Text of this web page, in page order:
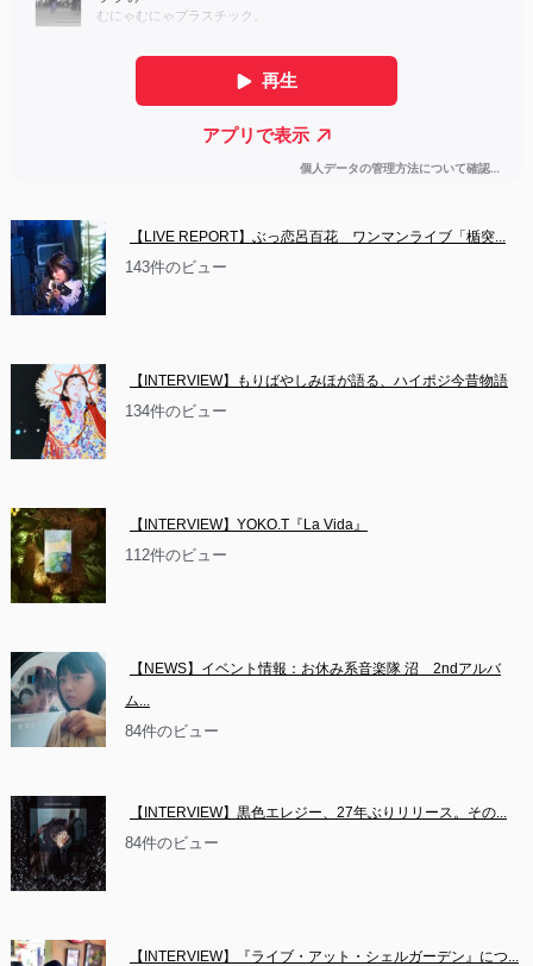
【LIVE REPORT】ぶっ恋呂百花　ワンマンライブ「楯突...
143件のビュー
【INTERVIEW】もりばやしみほが語る、ハイポジ今昔物語
134件のビュー
【INTERVIEW】YOKO.T『La Vida』
112件のビュー
【NEWS】イベント情報：お休み系音楽隊 沼　2ndアルバ
ム...
84件のビュー
【INTERVIEW】黒色エレジー、27年ぶりリリース。その...
84件のビュー
【INTERVIEW】『ライブ・アット・シェルガーデン』につ...